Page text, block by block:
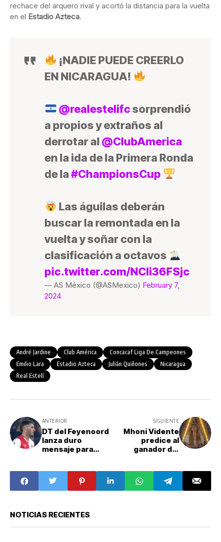
rechace del arquero rival y acortó la distancia para la vuelta
en el Estadio Azteca.
¡NADIE PUEDE CREERLO
EN NICARAGUA!
@realestelifcsorprendió
a propios y extraños al
derrotar al @ClubAmerica
en la ida de la Primera Ronda
de la#ChampionsCup
Las águilas deberán
buscar la remontada en la
vuelta y soñar con la
clasificación a octavos
pic.twitter.com/NCIi36FSjc
— AS México (@ASMexico) February 7,
2024
André Jardine Club América
Concacaf Liga De Campeones
Emilio Lara
Estadio Azteca Julián Quiñones
Nicaragua
Real Estelí
ANTERIOR
DT del Feyenoord
lanza duro
mensaje para
"falta de gol"
SIGUIENTE
Mhoni Vidente
predice al
ganador del
fans de la NFL
NOTICIAS RECIENTES